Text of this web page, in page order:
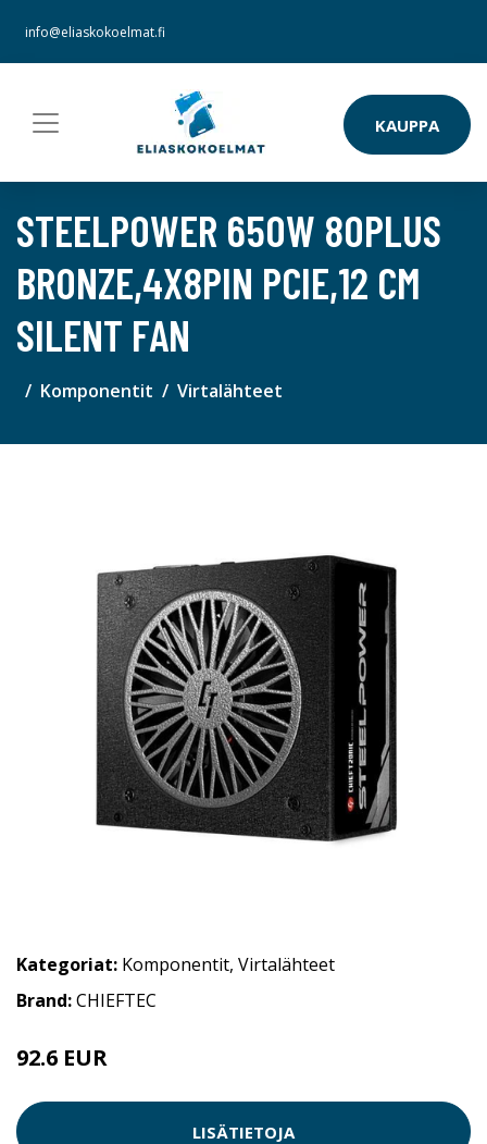
info@eliaskokoelmat.fi
KAUPPA
STEELPOWER 650W 80PLUS
BRONZE,4X8PIN PCIE,12 CM
SILENT FAN
Komponentit Virtalähteet
Kategoriat: Komponentit, Virtalähteet
Brand:CHIEFTEC
92.6 EUR
LISÄTIETOJA